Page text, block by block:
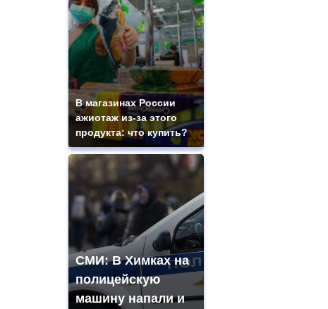
В магазинах России
ажиотаж из-за этого
продукта: что купить?
СМИ: В Химках на
полицейскую
машину напали и